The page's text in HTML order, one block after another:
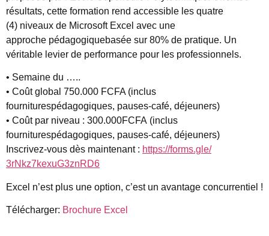
résultats, cette formation rend accessible les quatre
(4) niveaux de Microsoft Excel avec une
approche pédagogiquebasée sur 80% de pratique. Un
véritable levier de performance pour les professionnels.
• Semaine du …..
• Coût global 750.000 FCFA (inclus
fourniturespédagogiques, pauses-café, déjeuners)
• Coût par niveau : 300.000FCFA (inclus
fourniturespédagogiques, pauses-café, déjeuners)
Inscrivez-vous dès maintenant : https://forms.gle/
3rNkz7kexuG3znRD6
Excel n’est plus une option, c’est un avantage concurrentiel !
Télécharger: Brochure Excel